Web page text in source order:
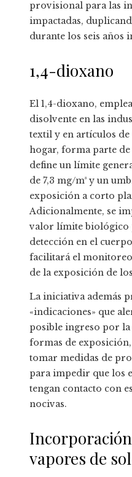
provisional para las
impactadas,
durante los seis años
1,4-dioxano
El 1,4-dioxano,
disolvente en las
textil y en artículos
hogar, forma parte de
define un límite
de 7,3 mg/m³ y un
exposición a corto
Adicionalmente, se
valor límite biológico
detección en el
facilitará el
de la exposición de
La iniciativa además
«indicaciones» que
posible ingreso por la
formas de
tomar medidas de
para impedir que los
tengan contacto con
nocivas.
vapores de